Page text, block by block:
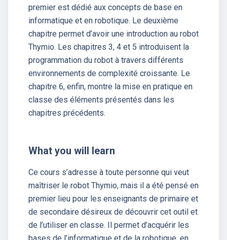
premier est dédié aux concepts de base en
informatique et en robotique. Le deuxième
chapitre permet d’avoir une introduction au robot
Thymio. Les chapitres 3, 4 et 5 introduisent la
programmation du robot à travers différents
environnements de complexité croissante. Le
chapitre 6, enfin, montre la mise en pratique en
classe des éléments présentés dans les
chapitres précédents.
What you will learn
Ce cours s’adresse à toute personne qui veut
maîtriser le robot Thymio, mais il a été pensé en
premier lieu pour les enseignants de primaire et
de secondaire désireux de découvrir cet outil et
de l’utiliser en classe. Il permet d’acquérir les